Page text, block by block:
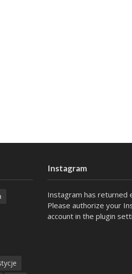
Instagram
Instagram has returned
Please authorize your
account in the plugin